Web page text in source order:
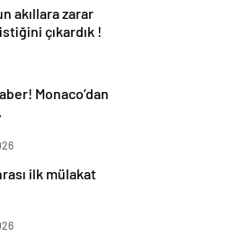
akıllara zarar
çıkardık !
Monaco’dan
ilk mülakat